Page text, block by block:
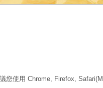
您使用 Chrome, Firefox,